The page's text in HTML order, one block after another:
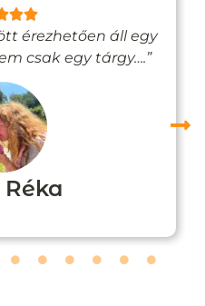
érezhetően áll egy
csak egy tárgy….”